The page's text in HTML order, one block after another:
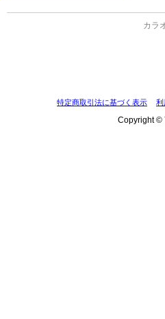
カラ
特定商取引法に基づく表示
利
Copyright ©